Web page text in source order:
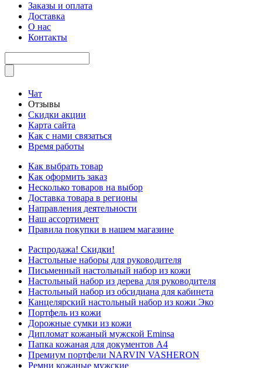
Заказы и оплата
Доставка
О нас
Контакты
Чат
Отзывы
Скидки акции
Карта сайта
Как с нами связаться
Время работы
Как выбрать товар
Как оформить заказ
Несколько товаров на выбор
Доставка товара в регионы
Направления деятельности
Наш ассортимент
Правила покупки в нашем магазине
Распродажа! Скидки!
Настольные наборы для руководителя
Письменный настольный набор из кожи
Настольный набор из дерева для руководителя
Настольный набор из обсидиана для кабинета
Канцелярский настольный набор из кожи Эко
Портфель из кожи
Дорожные сумки из кожи
Дипломат кожаный мужской Eminsa
Папка кожаная для документов А4
Премиум портфели NARVIN VASHERON
Ремни кожаные мужские